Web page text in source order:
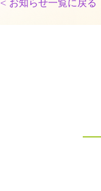
< お知らせ一覧に戻る